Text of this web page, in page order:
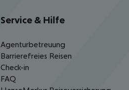
Service & Hilfe
Agenturbetreuung
Barrierefreies Reisen
Check-in
FAQ